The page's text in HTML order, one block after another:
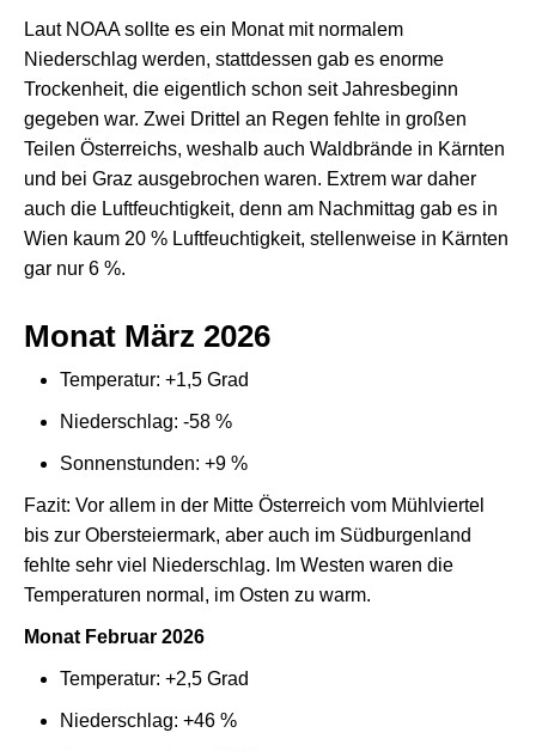
Laut NOAA sollte es ein Monat mit normalem
Niederschlag werden, stattdessen gab es enorme
Trockenheit, die eigentlich schon seit Jahresbeginn
gegeben war. Zwei Drittel an Regen fehlte in großen
Teilen Österreichs, weshalb auch Waldbrände in Kärnten
und bei Graz ausgebrochen waren. Extrem war daher
auch die Luftfeuchtigkeit, denn am Nachmittag gab es in
Wien kaum 20 % Luftfeuchtigkeit, stellenweise in Kärnten
gar nur 6 %.
Monat März 2026
Temperatur: +1,5 Grad
Niederschlag: -58 %
Sonnenstunden: +9 %
Fazit: Vor allem in der Mitte Österreich vom Mühlviertel
bis zur Obersteiermark, aber auch im Südburgenland
fehlte sehr viel Niederschlag. Im Westen waren die
Temperaturen normal, im Osten zu warm.
Monat Februar 2026
Temperatur: +2,5 Grad
Niederschlag: +46 %